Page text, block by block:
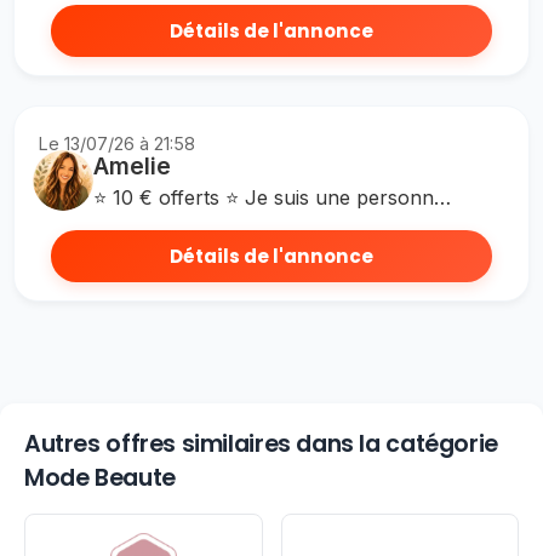
Détails de l'annonce
Le 13/07/26 à 21:58
Amelie
⭐ 10 € offerts ⭐ Je suis une personne sérieuse, disponible. J’accompagne volontiers si vous avez besoin d’aide. Merci beaucoup si vous me choisissez pour votre inscription ✨ --------------------------------------------------------------------------- ► COMMENT FAIRE ◄ 1. Créez votre compte via mon lien : ↪️ https://rwrd.io/ref_U24059B?c ↩️ -------------------------------------------------------------------------- ► VOUS AVEZ DES QUESTIONS ❓ ◄ Cliquez sur ⏬ « envoyer un message » ⏬ juste en dessous , j'y répondrais avec plaisir :) -------------------------------------------------------------------------- ✅ PS : Si vous utilisez mon lien, merci de faire une validation du parrainage en cliquant sur ⏬ Envoyer un message ⏬ Merci ☺️ À très vite, Am’ ツ
Détails de l'annonce
Autres offres similaires dans la catégorie
Mode Beaute